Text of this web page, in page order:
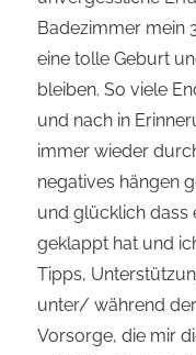
Badezimmer mein
eine tolle Geburt
bleiben. So viele
und nach in
immer wieder
negatives hängen
und glücklich dass
geklappt hat und
Tipps,
unter/ während
Vorsorge, die mir